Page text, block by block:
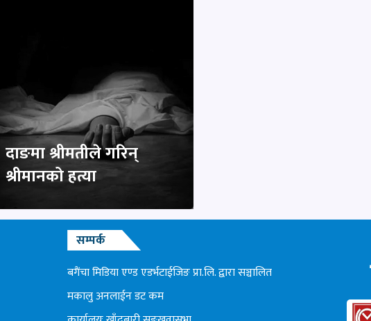
दाङमा श्रीमतीले गरिन्
श्रीमानको हत्या
सम्पर्क
बगैंचा मिडिया एण्ड एडर्भटाईजिङ प्रा.लि. द्वारा सञ्चालित
मकालु अनलाईन डट कम